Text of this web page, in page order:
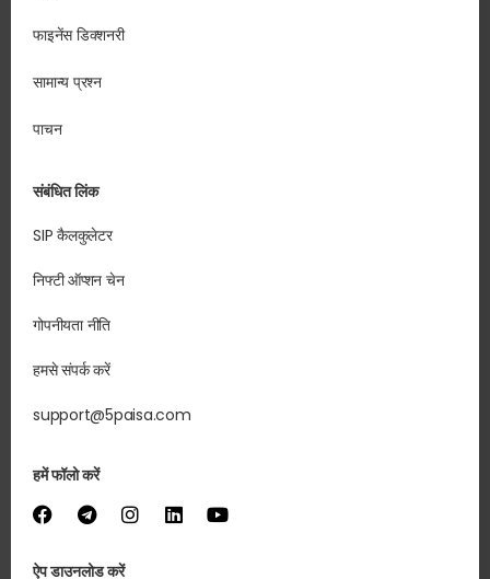
फाइनेंस डिक्शनरी
सामान्य प्रश्न
पाचन
संबंधित लिंक
SIP कैलकुलेटर
निफ्टी ऑप्शन चेन
गोपनीयता नीति
हमसे संपर्क करें
support@5paisa.com
हमें फॉलो करें
ऐप डाउनलोड करें